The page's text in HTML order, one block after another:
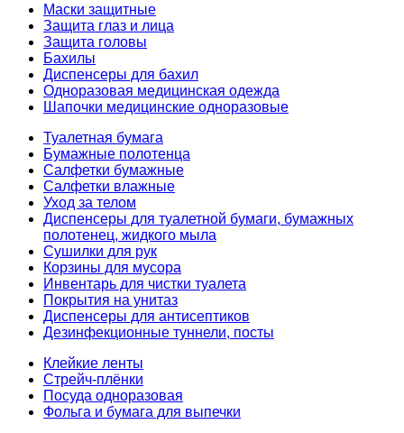
Маски защитные
Защита глаз и лица
Защита головы
Бахилы
Диспенсеры для бахил
Одноразовая медицинская одежда
Шапочки медицинские одноразовые
Туалетная бумага
Бумажные полотенца
Салфетки бумажные
Салфетки влажные
Уход за телом
Диспенсеры для туалетной бумаги, бумажных
полотенец, жидкого мыла
Сушилки для рук
Корзины для мусора
Инвентарь для чистки туалета
Покрытия на унитаз
Диспенсеры для антисептиков
Дезинфекционные туннели, посты
Клейкие ленты
Стрейч-плёнки
Посуда одноразовая
Фольга и бумага для выпечки